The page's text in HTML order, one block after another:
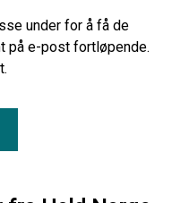
under for å få de
på e-post fortløpende.